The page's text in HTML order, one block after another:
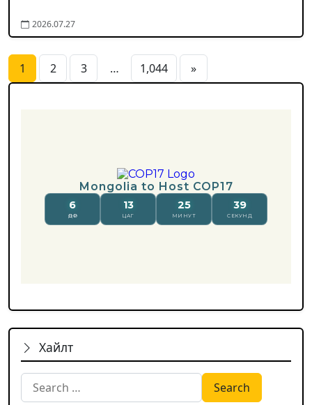
2026.07.27
1 2 3 … 1,044 »
Хайлт
Search for: